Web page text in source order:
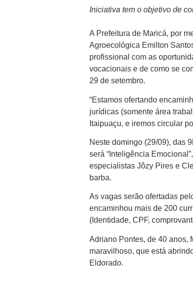
Iniciativa tem o objetivo de
A Prefeitura de Maricá, por
Agroecológica Emilton
profissional com as
vocacionais e de como se
29 de setembro.
“Estamos ofertando
jurídicas (somente área
Itaipuaçu, e iremos circular
Neste domingo (29/09), das
será “Inteligência
especialistas Jôzy Pires e
barba.
As vagas serão ofertadas
encaminhou mais de 200
(Identidade, CPF,
Adriano Pontes, de 40 anos,
maravilhoso, que está
Eldorado.